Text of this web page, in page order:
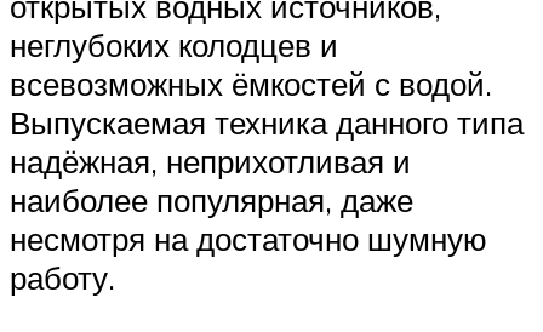
неглубоких колодцев и
всевозможных ёмкостей с водой.
Выпускаемая техника данного типа
надёжная, неприхотливая и
наиболее популярная, даже
несмотря на достаточно шумную
работу.